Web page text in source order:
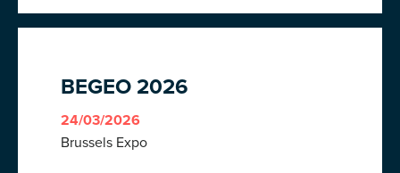
BEGEO 2026
24/03/2026
Brussels Expo